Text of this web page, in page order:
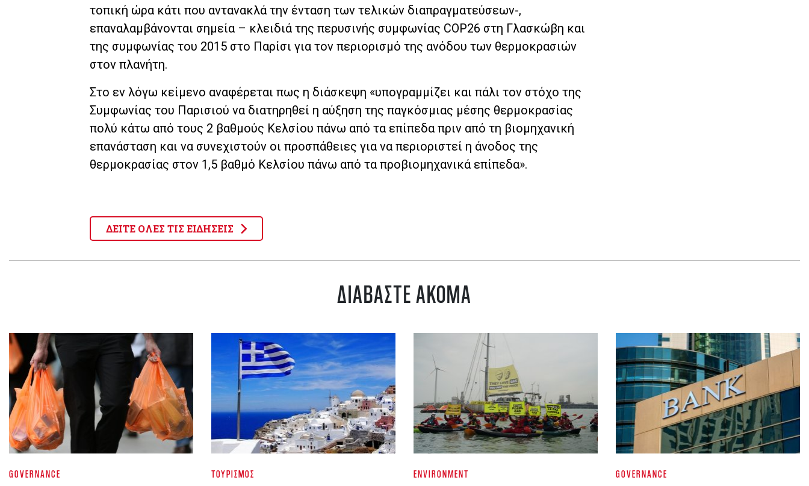
τοπική ώρα κάτι που αντανακλά την ένταση των τελικών διαπραγματεύσεων-,
επαναλαμβάνονται σημεία – κλειδιά της περυσινής συμφωνίας COP26 στη Γλασκώβη και
της συμφωνίας του 2015 στο Παρίσι για τον περιορισμό της ανόδου των θερμοκρασιών
στον πλανήτη.
Στο εν λόγω κείμενο αναφέρεται πως η διάσκεψη «υπογραμμίζει και πάλι τον στόχο της
Συμφωνίας του Παρισιού να διατηρηθεί η αύξηση της παγκόσμιας μέσης θερμοκρασίας
πολύ κάτω από τους 2 βαθμούς Κελσίου πάνω από τα επίπεδα πριν από τη βιομηχανική
επανάσταση και να συνεχιστούν οι προσπάθειες για να περιοριστεί η άνοδος της
θερμοκρασίας στον 1,5 βαθμό Κελσίου πάνω από τα προβιομηχανικά επίπεδα».
ΔΕΙΤΕ ΟΛΕΣ ΤΙΣ ΕΙΔΗΣΕΙΣ
ΔΙΑΒΑΣΤΕ ΑΚΟΜΑ
GOVERNANCE ΤΟΥΡΙΣΜΌΣ ENVIRONMENT GOVERNANCE